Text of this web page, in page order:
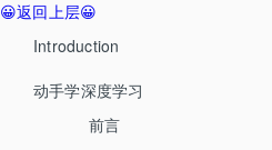
😀返回上层😀
Introduction
动手学深度学习
前言